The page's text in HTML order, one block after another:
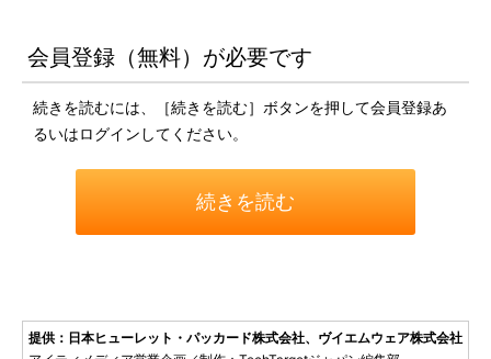
会員登録（無料）が必要です
続きを読むには、［続きを読む］ボタンを押して会員登録あ
るいはログインしてください。
続きを読む
提供：日本ヒューレット・パッカード株式会社、ヴイエムウェア株式会社